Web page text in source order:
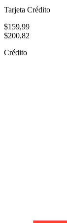
Tarjeta Crédito
$159,99
$200,82
Crédito